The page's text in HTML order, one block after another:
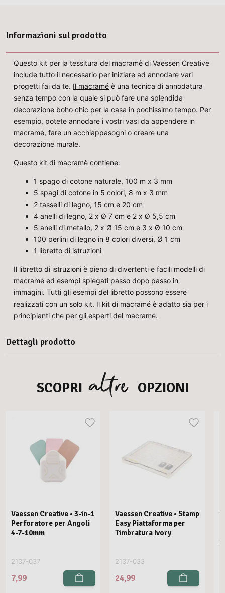
Informazioni sul prodotto
Questo kit per la tessitura del macramè di Vaessen Creative
include tutto il necessario per iniziare ad annodare vari
progetti fai da te. Il macramé è una tecnica di annodatura
senza tempo con la quale si può fare una splendida
decorazione boho chic per la casa in pochissimo tempo. Per
esempio, potete annodare i vostri vasi da appendere in
macramè, fare un acchiappasogni o creare una
decorazione murale.
Questo kit di macramè contiene:
1 spago di cotone naturale, 100 m x 3 mm
5 spagi di cotone in 5 colori, 8 m x 3 mm
2 tasselli di legno, 15 cm e 20 cm
4 anelli di legno, 2 x Ø 7 cm e 2 x Ø 5,5 cm
5 anelli di metallo, 2 x Ø 15 cm e 3 x Ø 10 cm
100 perlini di legno in 8 colori diversi, Ø 1 cm
1 libretto di istruzioni
Il libretto di istruzioni è pieno di divertenti e facili modelli di
macramè ed esempi spiegati passo dopo passo in
immagini. Tutti gli esempi del libretto possono essere
realizzati con un solo kit. Il kit di macramé è adatto sia per i
principianti che per gli esperti del macramé.
Dettagli prodotto
SCOPRI altre OPZIONI
Vaessen Creative • 3-in-1
Perforatore per Angoli
4-7-10mm
2137-037
7,99
Vaessen Creative • Stamp
Easy Piattaforma per
Timbratura Ivory
2137-033
24,99